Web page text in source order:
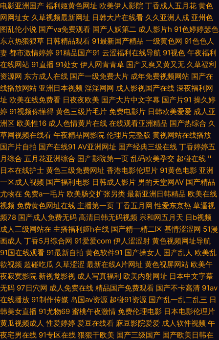
香蕉草木狼人 美女黄视WW 日本伦理 日韩欧美青青草 天天干屄网 日韩新片
王网 日韩熟女视频 97国产毛片 国产tv精品 俺去啦AV官方 91视频国语免费
国产自拍色图 久久精品首页 人妖自慰射精合集 91资源网址 第一福利视频 97
资源美女 青青草自拍视频 伊人婷婷色香五月 国产在线欧 欧美日逼网 91九色
拳交 成人综合色图 久久妻天天碰电影 性生活A级视频 国产内射免费视频 日
韩一级精品 99热在线看75 青草午夜影院 亚洲欧美情欲 超碰老湿机 avtt久久
天堂 人人超碰22 尤物影视 草逼国产 色偷拍网 91中文字幕熟女 狠狠九色肏
屄网 人人射人人妻 亚洲在钱 www含蓄草 狠狠撸88 青青操逼视频 宅福利白
浆 深夜老司机网站 欧美就是色 欧美日韩成人色情 欧美岛国网站 91黄色网入
口一 福利社毛片 美女探花视频极品 午夜福利AV网站 97密桃 韩国美女做爱
亚洲性爱Au 后入日韩欧美 天堂AV男人 AV黄色天堂网 久久性交 狠狠鲁无码
网站 日本a级大片 91视频久久 久草精品在线 91tv蜜桃 传媒视频在线入口 久
久成人伊人 欧美日韩大陆91 香蕉视频入口 超碰福利社 国产在线日韩二区 欧
美喉奥在线 在线成人 成人永久免费观看 97青青草超碰 深夜导航 美女内射白
电影亚洲国产 福利姬黄色网址 欧美伊人影院 丁香成人五月花 黄色
网网址女 久草视频最新网址 日韩大片在线看 久久亚洲人成 亚州色
图乱伦小说 国产va免费观看 国产人妖第二 成人影片h 91色婷婷瑟色
东京热狠狠草 日韩精品观看 91最新国产精品 一级黄色网 91色色人
妻 都市激情婷婷 91精品国产91 云涩福利在线导航 91视色 午夜福利
在线网站 91直播 91处女 伊人网青青草 国产又爽又黄又无 久草福利
资源网 东方成人在线 国产一级免费大片 成年免费视频网站 国产在
线播放网站 亚洲日本视频 淫淫网网 成人影视国产在线 深夜福利网
址 欧美在线免费看 日夜夜欧美 国产大片中文字幕 国产片91 操久婷
婷 91视频你懂得 黄色三级片毛片 免费电影片 日韩欧美爱爱 成人亚
洲区 欧美性16 成人色情黄片在线 在线观看亚洲精品 国产热综合 久
草网视频在线看 午夜精品网影院 伦理片完整版 黄视网站在线播放
国产片自拍 国产在线91 AV亚洲网址 国产经典三级在线 丁香婷婷五
月综合 五月花亚洲综合 国产影院第一页 乱码欧美孕交 超碰在线艹
日本在线护士 黄色三级免费网址 香港电影伦理片 91黄色电影 亚洲
一区成人视频 国产福利电影 日韩成人影片 男的天堂网AV 国产精品
尤物在 免费a一毛片 欧美肠交扩张另类 最新亚洲日韩精品 欧美在线
视频 免费黄色网址在线 主播第一页 丁香五月网 性爱东京热 草逼视
频78 国产成人免费无码 高清日韩无码视频 宗和网五月天 日b视频
成人三级网站在 主播福利姬h在线 国产精一精二区 基情涩涩网 51漫
画成人 丁香5月综合网 91爱爱com 伊人涩涩射 黄色视频网址导航
91国在线观看 91最新自拍 黄色软件91 国产操女人 国产乱人 欧美乱
欲视频 超碰吃瓜 久草涩涩 最新在线A片网址 黄色视屏网站 欧美午
夜寂寞影院 新视觉影视 成人写真福利 欧美内射网址 日本中文字幕
无码 97日穴网 成人免费在线 精品国产免费观看 国产不卡高清 91av
在线播放 91制作传媒 岛国av资源 超碰91资源 国产乱一乱二乱三 日
韩美女直播 91尤物69 蜜桃午夜激情 免费伦理电影 日本电影伦理片
黄瓜视频成人 性爱婷婷 爱豆在线看 麻豆影院爱爱 成人软件视频 午
夜宅男在线 91专区在线 狠狠干欧美 国产三级国产 国产欧美日韩在